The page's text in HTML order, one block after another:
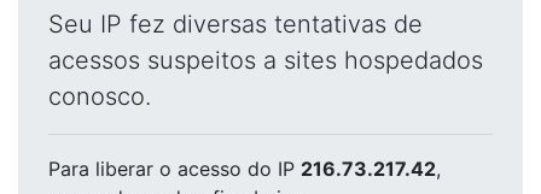
Seu IP fez diversas tentativas de
acessos suspeitos a sites hospedados
conosco.
Para liberar o acesso do IP 216.73.217.42,